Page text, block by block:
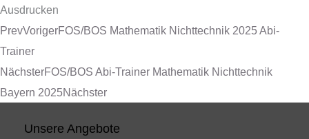
Ausdrucken
PrevVorigerFOS/BOS Mathematik Nichttechnik 2025 Abi-
Trainer
NächsterFOS/BOS Abi-Trainer Mathematik Nichttechnik
Bayern 2025Nächster
Unsere Angebote